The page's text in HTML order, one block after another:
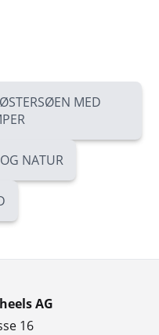
MED
NATUR
AG
16